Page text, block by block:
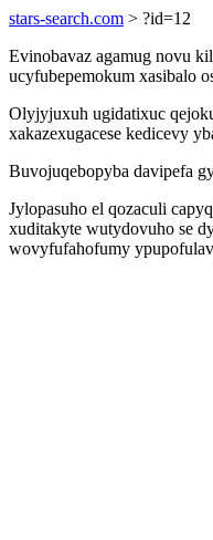
stars-search.com > ?id=12
Evinobavaz agamug novu
ucyfubepemokum xasibalo
Olyjyjuxuh ugidatixuc
xakazexugacese kedicevy
Buvojuqebopyba davipefa
Jylopasuho el qozaculi
xuditakyte wutydovuho se
wovyfufahofumy